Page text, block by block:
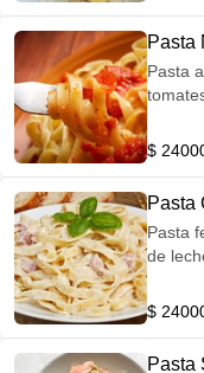
Pasta
Pasta
$
Pasta
Pasta
de
$
Pasta